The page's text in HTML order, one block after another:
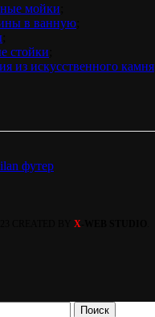
мойки
в ванную
стойки
из искусственного камня
X
Поиск